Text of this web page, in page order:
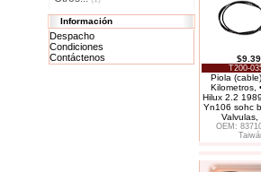
Información
Despacho
Condiciones
Contáctenos
T200-
Piola
Kilometros,
Hilux 2.2
Yn106 sohc
Valvulas,
OEM: